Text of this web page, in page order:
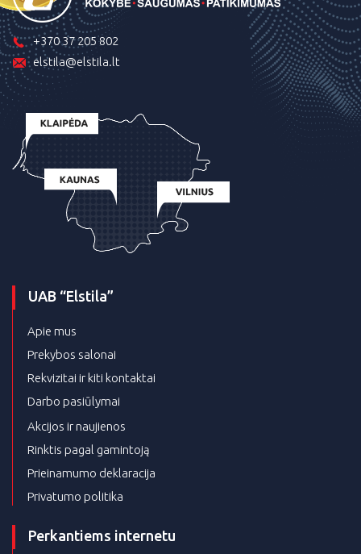
+370 37 205 802
elstila@elstila.lt
UAB “Elstila”
Apie mus
Prekybos salonai
Rekvizitai ir kiti kontaktai
Darbo pasiūlymai
Akcijos ir naujienos
Rinktis pagal gamintoją
Prieinamumo deklaracija
Privatumo politika
Perkantiems internetu